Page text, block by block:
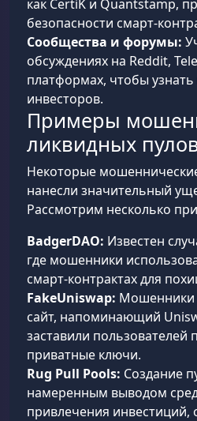
как CertiK и Quantstamp,
безопасности смарт-
Сообщества и форумы:
обсуждениях на Reddit,
платформах, чтобы
инвесторов.
Примеры
ликвидных
Некоторые
нанесли значительный
Рассмотрим несколько
BadgerDAO: Известен
где мошенники
смарт-контрактах для
FakeUniswap: Мошенники
сайт, напоминающий
заставили пользователей
приватные ключи.
Rug Pull Pools: Создание
намеренным выводом
привлечения инвестиций,